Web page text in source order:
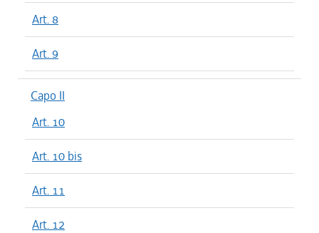
Art. 8
Art. 9
Capo II
Art. 10
Art. 10 bis
Art. 11
Art. 12